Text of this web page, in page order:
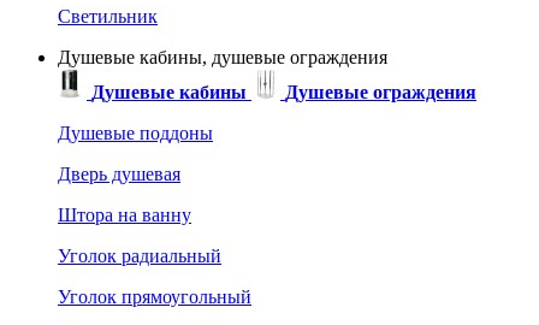
Светильник
Душевые кабины, душевые ограждения
Душевые кабины
Душевые ограждения
Душевые поддоны
Дверь душевая
Штора на ванну
Уголок радиальный
Уголок прямоугольный